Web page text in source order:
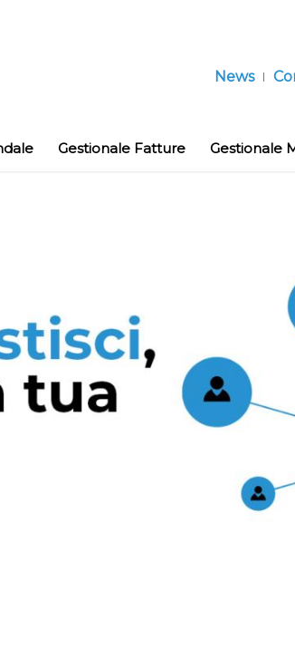
News
Gestionale Fatture Gestionale